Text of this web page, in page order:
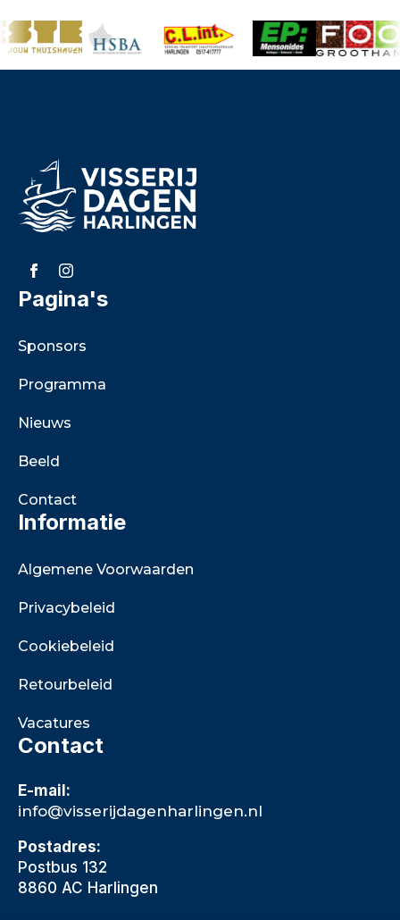
Pagina's
Sponsors
Programma
Nieuws
Beeld
Contact
Informatie
Algemene Voorwaarden
Privacybeleid
Cookiebeleid
Retourbeleid
Vacatures
Contact
E-mail:
info@visserijdagenharlingen.nl
Postadres:
Postbus 132
8860 AC Harlingen